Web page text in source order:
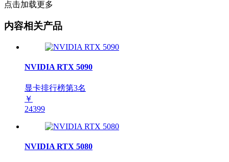
点击加载更多
内容相关产品
NVIDIA RTX 5090
显卡排行榜第3名
￥
24399
NVIDIA RTX 5080